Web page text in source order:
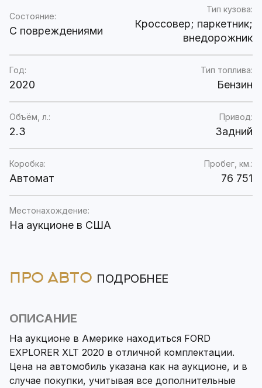
Состояние:
C повреждениями
Тип кузова:
Кроссовер; паркетник;
внедорожник
Год:
2020
Тип топлива:
Бензин
Объём, л.:
2.3
Привод:
Задний
Коробка:
Автомат
Пробег, км.:
76 751
Местонахождение:
На аукционе в США
ПРО АВТО ПОДРОБНЕЕ
ОПИСАНИЕ
На аукционе в Америке находиться FORD
EXPLORER XLT 2020 в отличной комплектации.
Цена на автомобиль указана как на аукционе, и в
случае покупки, учитывая все дополнительные